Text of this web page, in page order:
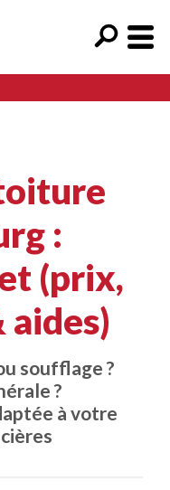
:
(prix,
aides)
soufflage ?
?
à votre